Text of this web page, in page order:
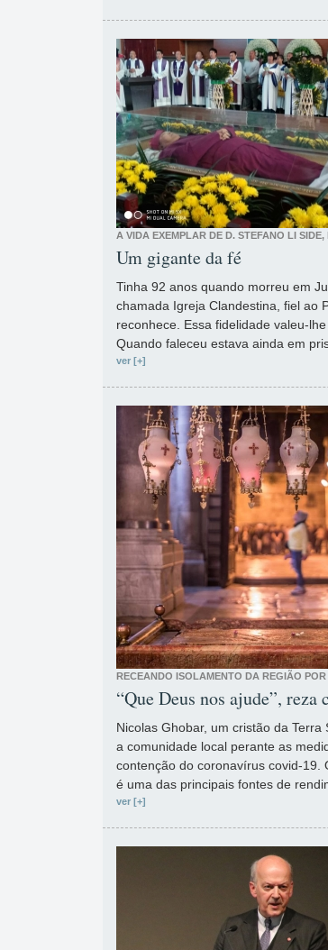
A VIDA EXEMPLAR DE D. STEFANO LI
Um gigante da fé
Tinha 92 anos quando morreu em
chamada Igreja Clandestina, fiel ao
reconhece. Essa fidelidade valeu-
Quando faleceu estava ainda em
ver [+]
RECEANDO ISOLAMENTO DA REGIÃO
“Que Deus nos ajude”, reza
Nicolas Ghobar, um cristão da
a comunidade local perante as
contenção do coronavírus covid-19.
é uma das principais fontes de
ver [+]